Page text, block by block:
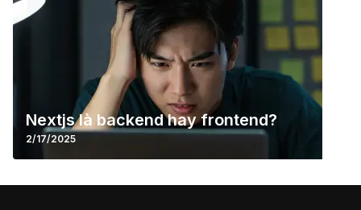
Nextjs là backend hay frontend?
2/17/2025